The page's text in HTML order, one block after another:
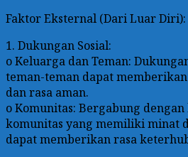
Faktor Eksternal (Dari Luar Diri):
1. Dukungan Sosial:
o Keluarga dan Teman:
teman-teman dapat
dan rasa aman.
o Komunitas: Bergabung
komunitas yang memiliki minat
dapat memberikan rasa